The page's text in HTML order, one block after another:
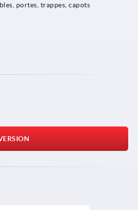
portes, trappes, capots